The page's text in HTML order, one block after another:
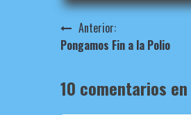
Navegación
de
entradas
Anterior:
Pongamos Fin a la Polio
10 comentarios